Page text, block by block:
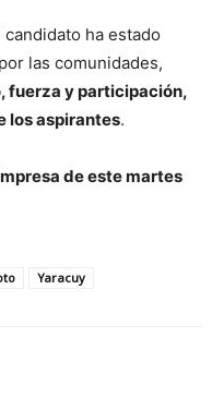
ha estado
las comunidades,
fuerza y participación,
los aspirantes.
de este martes
Yaracuy